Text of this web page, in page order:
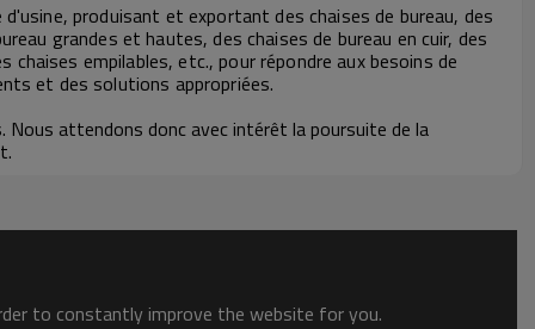
produisant et exportant des chaises de bureau, des
grandes et hautes, des chaises de bureau en cuir, des
empilables, etc., pour répondre aux besoins de
et des solutions appropriées.
Nous attendons donc avec intérêt la poursuite de la
to constantly improve the website for you.